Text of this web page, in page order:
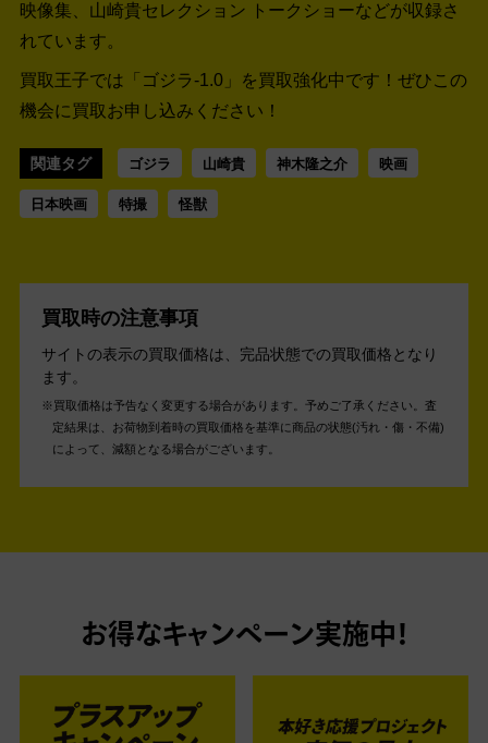
映像集、山崎貴セレクション トークショーなどが収録さ
れています。
買取王子では「ゴジラ-1.0」を買取強化中です！ ぜひこの
機会に買取お申し込みください！
関連タグ ゴジラ 山崎貴 神木隆之介 映画
日本映画 特撮 怪獣
買取時の注意事項
サイトの表示の買取価格は、完品状態での買取価格となり
ます。
買取価格は予告なく変更する場合があります。予めご了承ください。 査
定結果は、お荷物到着時の買取価格を基準に商品の状態(汚れ・傷・不備)
によって、減額となる場合がございます。
お得なキャンペーン実施中！